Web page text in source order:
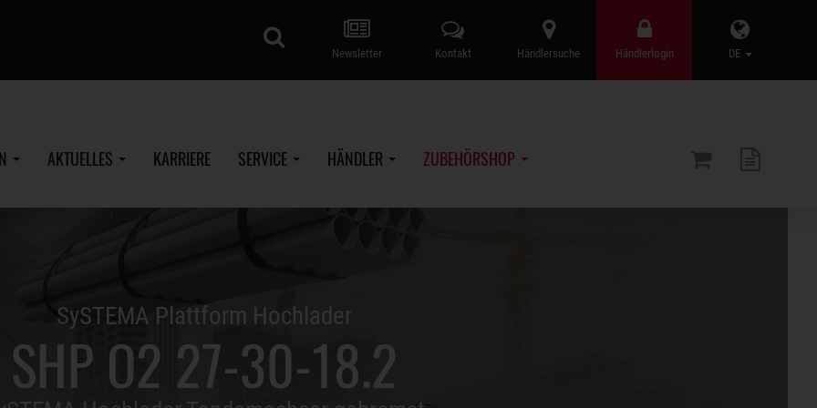
DE
Händlerlogin
Händlersuche
Kontakt
Newsletter
AKTUELLES KARRIERE SERVICE HÄNDLER ZUBEHÖRSHOP
SySTEMA Plattform Hochlader
SHP O2 27-30-18.2